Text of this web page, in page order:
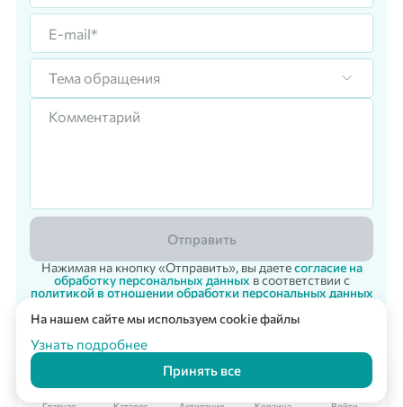
Корпоративный заказ
Тема обращения
Отправить
Нажимая на кнопку «Отправить», вы даетесогласие на
обработку персональных данных в соответствии с
политикой в отношении обработки персональных данных
На нашем сайте мы используем cookie файлы
Узнать подробнее
Принять все
© 2007 - 2026 «Vpodarok» Радость дарить - радость получать!